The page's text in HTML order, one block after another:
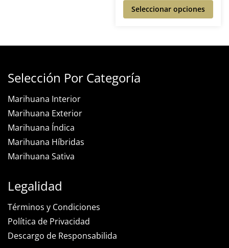
Seleccionar opciones
Selección Por Categoría
Marihuana Interior
Marihuana Exterior
Marihuana Índica
Marihuana Híbridas
Marihuana Sativa
Legalidad
Términos y Condiciones
Política de Privacidad
Descargo de Responsabilida